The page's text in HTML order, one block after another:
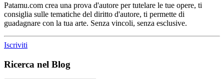
Patamu.com crea una prova d'autore per tutelare le tue opere, ti
consiglia sulle tematiche del diritto d'autore, ti permette di
guadagnare con la tua arte. Senza vincoli, senza esclusive.
Iscriviti
Ricerca nel Blog